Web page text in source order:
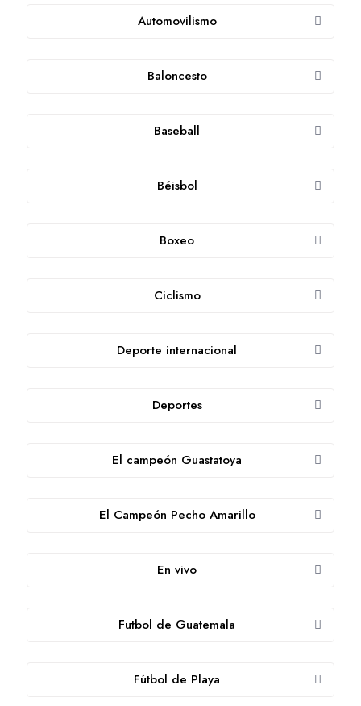
Automovilismo
Baloncesto
Baseball
Béisbol
Boxeo
Ciclismo
Deporte internacional
Deportes
El campeón Guastatoya
El Campeón Pecho Amarillo
En vivo
Futbol de Guatemala
Fútbol de Playa